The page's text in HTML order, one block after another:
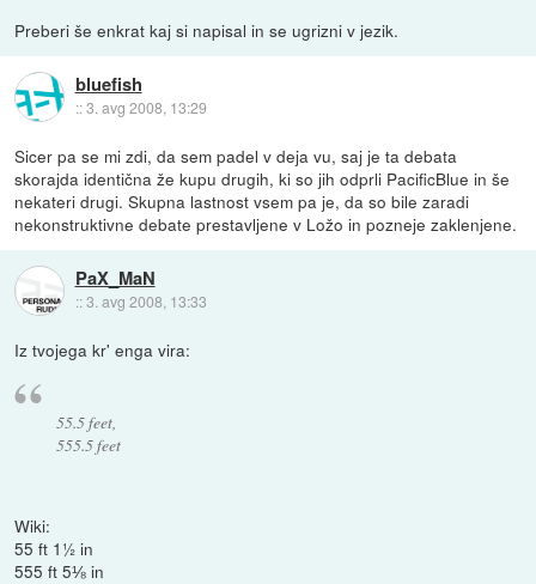
Preberi še enkrat kaj si napisal in se ugrizni v jezik.
bluefish
::3. avg 2008, 13:29
Sicer pa se mi zdi, da sem padel v deja vu, saj je ta debata
skorajda identična že kupu drugih, ki so jih odprli PacificBlue in še
nekateri drugi. Skupna lastnost vsem pa je, da so bile zaradi
nekonstruktivne debate prestavljene v Ložo in pozneje zaklenjene.
PaX_MaN
::3. avg 2008, 13:33
Iz tvojega kr' enga vira:
55.5 feet,
555.5 feet
Wiki:
55 ft 1½ in
555 ft 5⅛ in